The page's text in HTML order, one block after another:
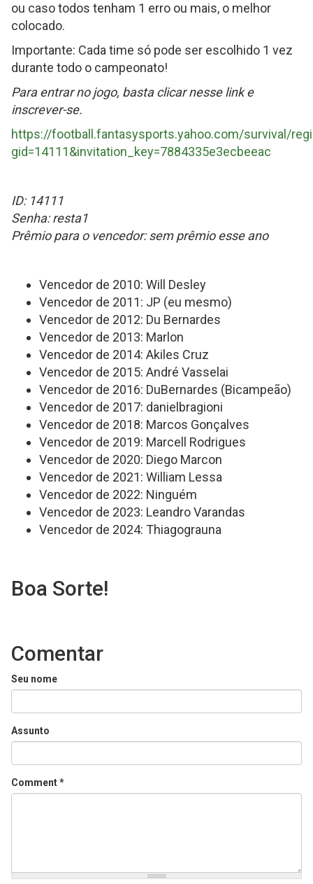
ou caso todos tenham 1 erro ou mais, o melhor
colocado.
Importante: Cada time só pode ser escolhido 1 vez
durante todo o campeonato!
Para entrar no jogo, basta clicar nesse link e
inscrever-se.
https://football.fantasysports.yahoo.com/survival/
gid=14111&invitation_key=7884335e3ecbeeac
ID: 14111
Senha: resta1
Prêmio para o vencedor: sem prêmio esse ano
Vencedor de 2010: Will Desley
Vencedor de 2011: JP (eu mesmo)
Vencedor de 2012: Du Bernardes
Vencedor de 2013: Marlon
Vencedor de 2014: Akiles Cruz
Vencedor de 2015: André Vasselai
Vencedor de 2016: DuBernardes (Bicampeão)
Vencedor de 2017: danielbragioni
Vencedor de 2018: Marcos Gonçalves
Vencedor de 2019: Marcell Rodrigues
Vencedor de 2020: Diego Marcon
Vencedor de 2021: William Lessa
Vencedor de 2022: Ninguém
Vencedor de 2023: Leandro Varandas
Vencedor de 2024: Thiagograuna
Boa Sorte!
Comentar
Seu nome
Assunto
Comment*